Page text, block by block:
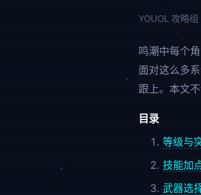
YOUOL 攻略
鸣潮中每个
面对这么多
跟上。本文
目录
等级与
技能加
武器选